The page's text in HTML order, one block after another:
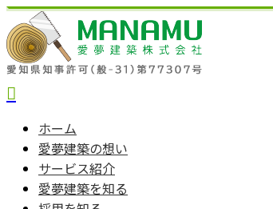
ホーム
愛夢建築の想い
サービス紹介
愛夢建築を知る